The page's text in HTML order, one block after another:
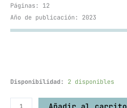
Páginas: 12
Año de publicación: 2023
Disponibilidad: 2 disponibles